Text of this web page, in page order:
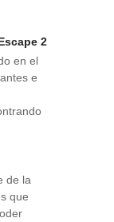
2
en el
e
de la
que